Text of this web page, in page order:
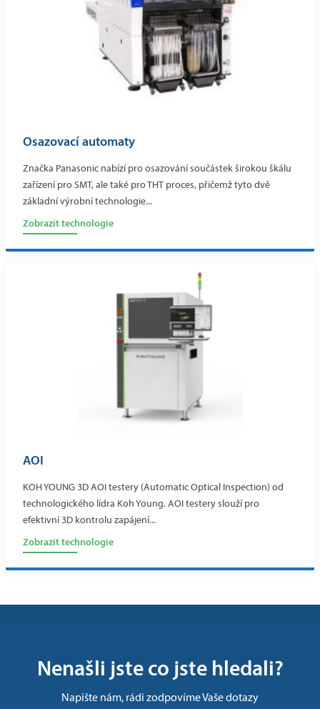
Osazovací automaty
Značka Panasonic nabízí pro osazování součástek širokou škálu
zařízení pro SMT, ale také pro THT proces, přičemž tyto dvě
základní výrobní technologie...
Zobrazit technologie
AOI
KOH YOUNG 3D AOI testery (Automatic Optical Inspection) od
technologického lídra Koh Young. AOI testery slouží pro
efektivní 3D kontrolu zapájení...
Zobrazit technologie
Nenašli jste co jste hledali?
Napište nám, rádi zodpovíme Vaše dotazy